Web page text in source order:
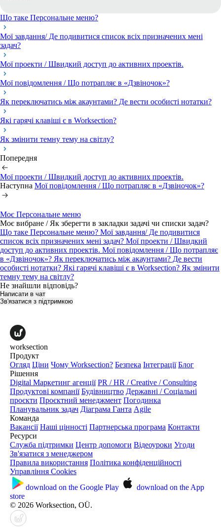
Що таке Персональне меню?
Мої завдання/ Де подивитися список всіх призначених мені
задач?
Мої проекти / Швидкий доступ до активних проектів.
Мої повідомлення / Що потрапляє в «Дзвіночок»?
Як переключатись між акаунтами? Де вести особисті нотатки?
Які гарячі клавіші є в Worksection?
Як змінити темну тему на світлу?
Попередня
Мої проекти / Швидкий доступ до активних проектів.
Наступна Мої повідомлення / Що потрапляє в «Дзвіночок»?
Моє Персональне меню
Моє вибране / Як зберегти в закладки задачі чи списки задач?
Що таке Персональне меню? Мої завдання/ Де подивитися
список всіх призначених мені задач? Мої проекти / Швидкий
доступ до активних проектів. Мої повідомлення / Що потрапляє
в «Дзвіночок»? Як переключатись між акаунтами? Де вести
особисті нотатки? Які гарячі клавіші є в Worksection? Як змінити
темну тему на світлу?
Не знайшли відповідь?
Написати в чат
Зв'язатися з підтримкою
worksection
Продукт
Огляд Ціни Чому Worksection? Безпека Інтеграції Блог
Рішення
Digital Маркетинг агенції PR / HR / Creative / Consulting
Продуктові компанії Будівництво Державні / Соціальні
проєкти Проєктний менеджмент Погодинка
Планувальник задач Діаграма Ганта Agile
Команда
Вакансії Наші цінності Партнерська програма Контакти
Ресурси
Служба підтримки Центр допомоги Відеоуроки Угоди
Зв'язатися з менеджером
Правила використання Політика конфіденційності
Управління Cookies
download on the Google Play download on the App
store
© 2026 Worksection, OÜ.